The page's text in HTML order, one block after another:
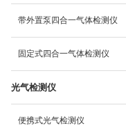
带外置泵四合一气体检测仪
固定式四合一气体检测仪
光气检测仪
便携式光气检测仪